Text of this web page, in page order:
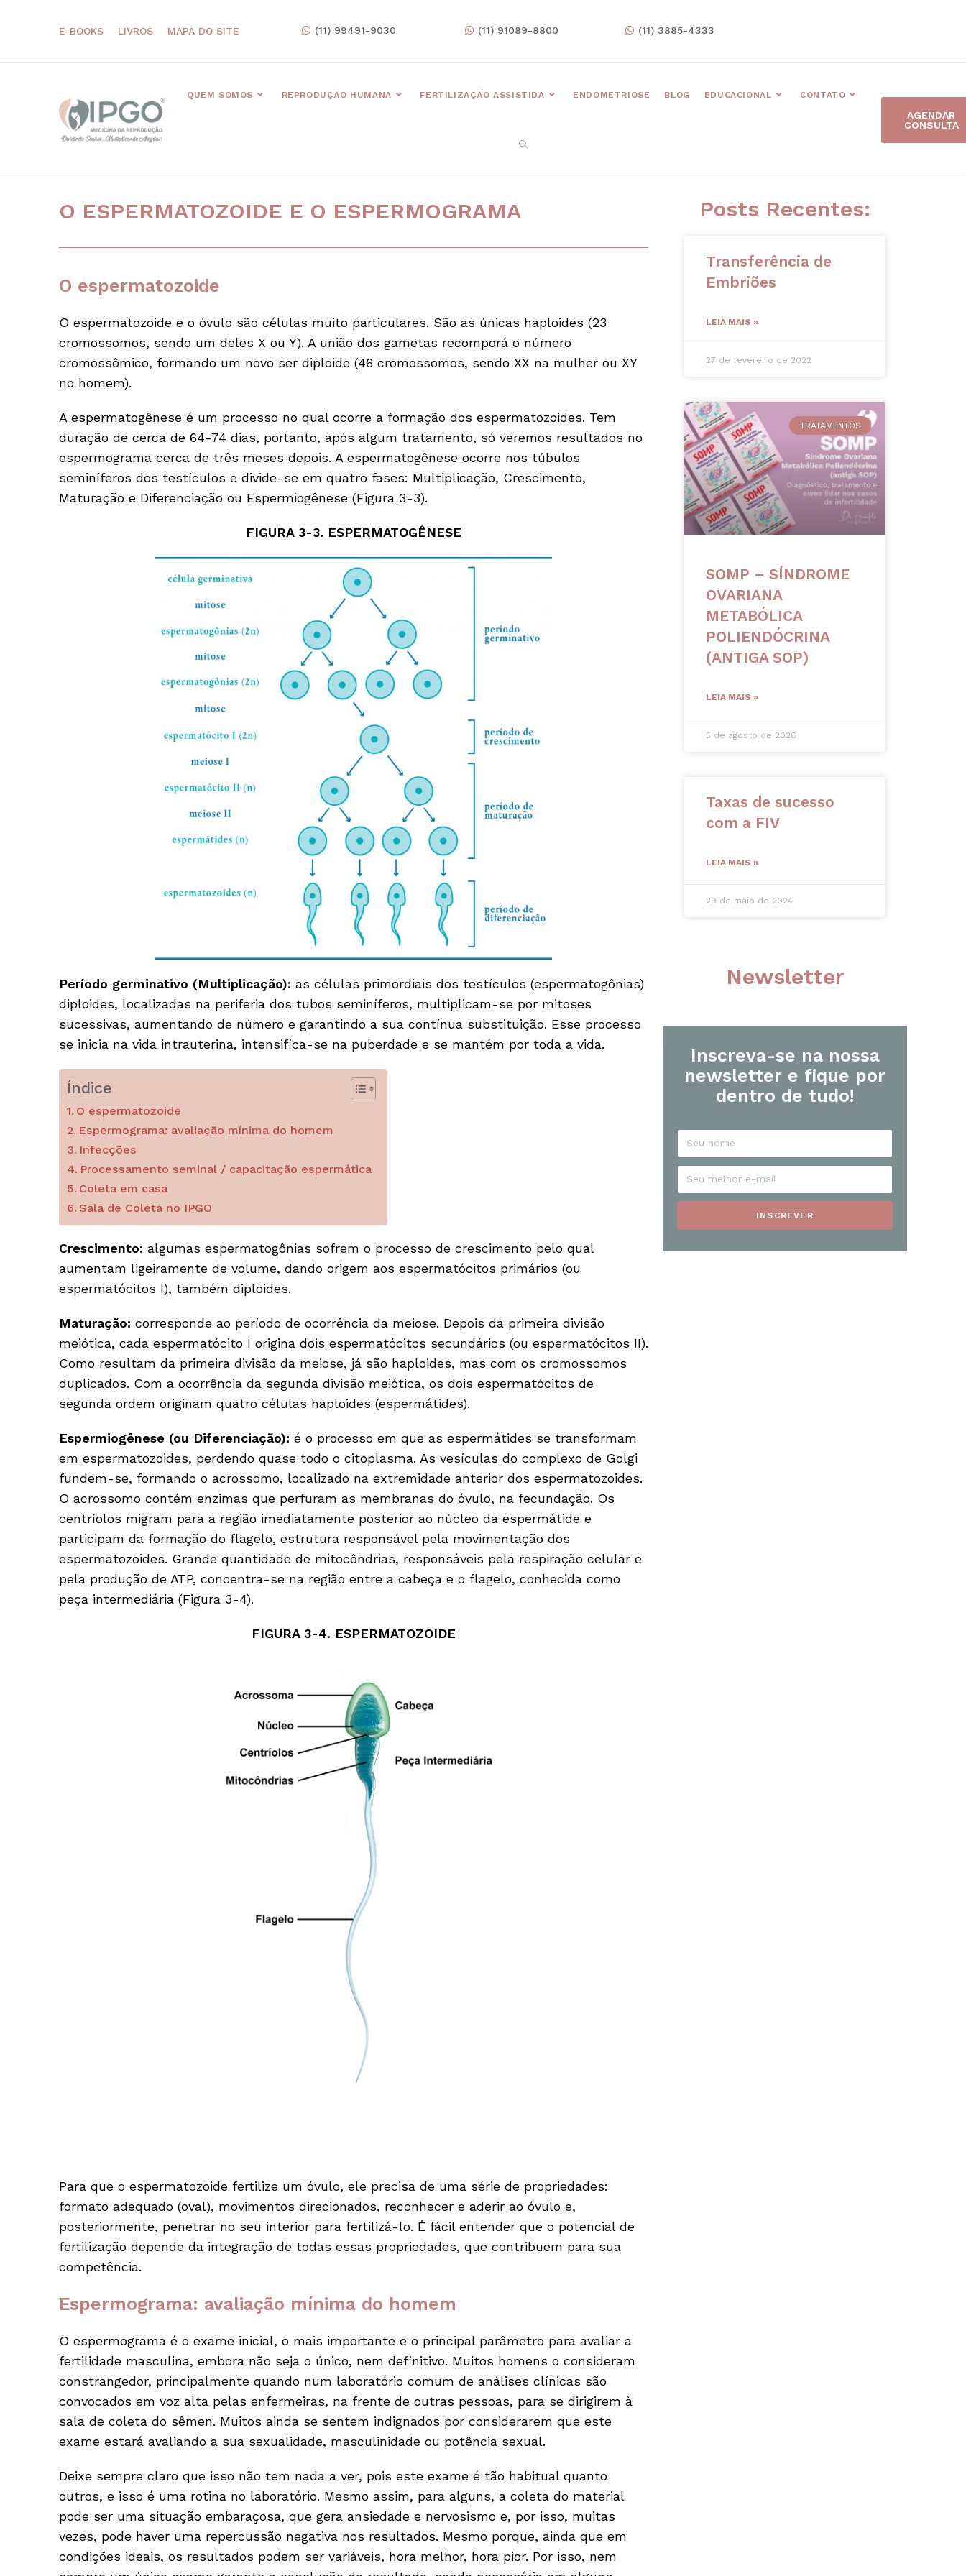
E-BOOKS LIVROS MAPA DO SITE (11) 99491-9030 (11) 91089-8800 (11) 3885-4333
QUEM SOMOS REPRODUÇÃO HUMANA FERTILIZAÇÃO ASSISTIDA ENDOMETRIOSE BLOG EDUCACIONAL CONTATO
AGENDAR
CONSULTA
O ESPERMATOZOIDE E O ESPERMOGRAMA
O espermatozoide
O espermatozoide e o óvulo são células muito particulares. São as únicas haploides (23
cromossomos, sendo um deles X ou Y). A união dos gametas recomporá o número
cromossômico, formando um novo ser diploide (46 cromossomos, sendo XX na mulher ou XY
no homem).
A espermatogênese é um processo no qual ocorre a formação dos espermatozoides. Tem
duração de cerca de 64-74 dias, portanto, após algum tratamento, só veremos resultados no
espermograma cerca de três meses depois. A espermatogênese ocorre nos túbulos
seminíferos dos testículos e divide-se em quatro fases: Multiplicação, Crescimento,
Maturação e Diferenciação ou Espermiogênese (Figura 3-3).
FIGURA 3-3. ESPERMATOGÊNESE
Período germinativo (Multiplicação): as células primordiais dos testícu­los (espermatogônias)
diploides, localizadas na periferia dos tubos semi­níferos, multiplicam-se por mitoses
sucessivas, aumentando de número e garantindo a sua contínua substituição. Esse processo
se inicia na vida intrauterina, intensifica-se na puberdade e se mantém por toda a vida.
Índice
O espermatozoide
Espermograma: avaliação mínima do homem
Infecções
Processamento seminal / capacitação espermática
Coleta em casa
Sala de Coleta no IPGO
Crescimento: algumas espermatogônias sofrem o processo de cresci­mento pelo qual
aumentam ligeiramente de volume, dando origem aos espermatócitos primários (ou
espermatócitos I), também diploides.
Maturação: corresponde ao período de ocorrência da meiose. Depois da primeira divisão
meiótica, cada espermatócito I origina dois espermató­citos secundários (ou espermatócitos II).
Como resultam da primeira divisão da meiose, já são haploides, mas com os cromossomos
duplicados. Com a ocorrência da segunda divisão meiótica, os dois espermatócitos de
segunda ordem originam quatro células haploides (espermátides).
Espermiogênese (ou Diferenciação): é o processo em que as espermátides se transformam
em espermatozoides, perdendo quase todo o citoplasma. As vesículas do complexo de Golgi
fundem-se, formando o acrossomo, localiza­do na extremidade anterior dos espermatozoides.
O acrossomo contém en­zimas que perfuram as membranas do óvulo, na fecundação. Os
centríolos migram para a região imediatamente posterior ao núcleo da espermátide e
participam da formação do flagelo, estrutura responsável pela movimenta­ção dos
espermatozoides. Grande quantidade de mitocôndrias, responsáveis pela respiração celular e
pela produção de ATP, concentra-se na região entre a cabeça e o flagelo, conhecida como
peça intermediária (Figura 3-4).
FIGURA 3-4. ESPERMATOZOIDE
Para que o espermatozoide fertilize um óvulo, ele precisa de uma série de propriedades:
formato adequado (oval), movimentos direcionados, re­conhecer e aderir ao óvulo e,
posteriormente, penetrar no seu interior para fertilizá-lo. É fácil entender que o potencial de
fertilização depende da inte­gração de todas essas propriedades, que contribuem para sua
competência.
Espermograma: avaliação mínima do homem
O espermograma é o exame inicial, o mais importante e o principal parâmetro para avaliar a
fertilidade masculina, embora não seja o único, nem definitivo. Muitos homens o consideram
constrangedor, principalmente quando num laboratório comum de análises clínicas são
convocados em voz alta pelas enfermeiras, na frente de outras pessoas, para se dirigirem à
sala de coleta do sêmen. Muitos ainda se sentem indignados por considerarem que este
exame estará avaliando a sua sexualidade, masculinidade ou potência sexual.
Deixe sempre claro que isso não tem nada a ver, pois este exame é tão habitual quanto
outros, e isso é uma rotina no laboratório. Mesmo assim, para alguns, a coleta do material
pode ser uma situação embaraçosa, que gera ansiedade e nervosismo e, por isso, muitas
vezes, pode haver uma repercussão negativa nos resultados. Mesmo porque, ainda que em
condições ideais, os resultados podem ser variáveis, hora melhor, hora pior. Por isso, nem
Posts Recentes:
Transferência de
Embriões
LEIA MAIS »
27 de fevereiro de 2022
TRATAMENTOS
SOMP – SÍNDROME
OVARIANA
METABÓLICA
POLIENDÓCRINA
(ANTIGA SOP)
LEIA MAIS »
5 de agosto de 2026
Taxas de sucesso
com a FIV
LEIA MAIS »
29 de maio de 2024
Newsletter
Inscreva-se na nossa
newsletter e fique por
dentro de tudo!
INSCREVER